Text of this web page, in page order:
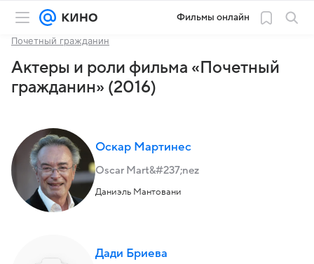
Фильмы онлайн
Почетный гражданин
Актеры и роли фильма «Почетный
гражданин» (2016)
Оскар Мартинес
Oscar Mart&#237;nez
Даниэль Мантовани
Дади Бриева